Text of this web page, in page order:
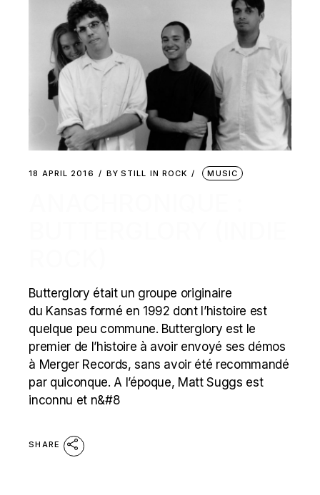
18 APRIL 2016 BY STILL IN ROCK MUSIC
Butterglory était un groupe originaire
du Kansas formé en 1992 dont l’histoire est
quelque peu commune. Butterglory est le
premier de l’histoire à avoir envoyé ses démos
à Merger Records, sans avoir été recommandé
par quiconque. A l’époque, Matt Suggs est
inconnu et n&#8
SHARE